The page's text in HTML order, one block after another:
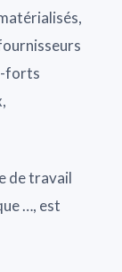
forts
de travail
…, est